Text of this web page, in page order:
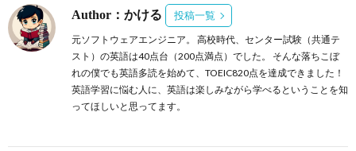
Author：かける
投稿一覧
元ソフトウェアエンジニア。 高校時代、センター試験（共通テ
スト）の英語は40点台（200点満点）でした。 そんな落ちこぼ
れの僕でも英語多読を始めて、TOEIC820点を達成できました！
英語学習に悩む人に、英語は楽しみながら学べるということを知
ってほしいと思ってます。